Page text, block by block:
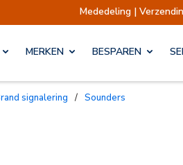
Mededeling | Verzendingen opgeschort
MERKEN BESPAREN
Brand signalering / Sounders